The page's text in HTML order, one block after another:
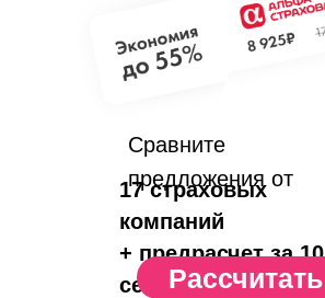
Сравните
предложения от
17 страховых
компаний
+ предрасчет за 10
сек.
Рассчитать